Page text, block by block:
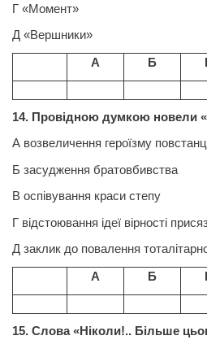
Г «Момент»
Д «Вершники»
А
Б
14. Провідною думкою новели
А возвеличення героїзму
Б засудження братовбивства
В оспівування краси степу
Г відстоювання ідеї вірності
Д заклик до повалення
А
Б
15. Слова«Ніколи!.. Більше